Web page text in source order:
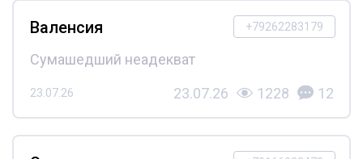
+79262283179
Валенсия
Сумашедший неадекват
23.07.26 23.07.26 1228 12